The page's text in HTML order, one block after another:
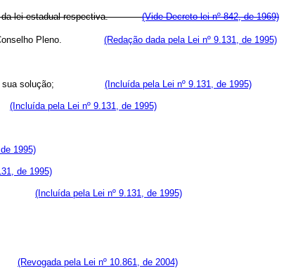
da lei estadual respectiva.(Vide Decreto-lei nº 842, de 1969)
ao Conselho Pleno. (Redação dada pela Lei nº 9.131, de 1995)
para sua solução; (Incluída pela Lei nº 9.131, de 1995)
(Incluída pela Lei nº 9.131, de 1995)
1995)
de 1995)
(Incluída pela Lei nº 9.131, de 1995)
(Revogada pela Lei nº 10.861, de 2004)